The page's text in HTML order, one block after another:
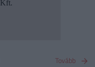
Tovább